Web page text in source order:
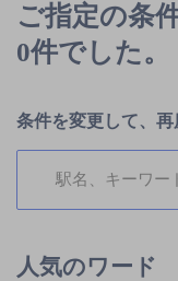
ご指定の条
0件でした。
条件を変更して、再
人気のワード